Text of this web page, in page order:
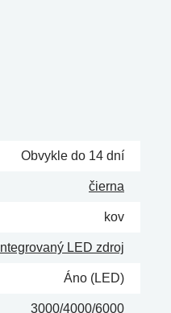
Obvykle do 14 dní
čierna
kov
Integrovaný LED zdroj
Áno (LED)
3000/4000/6000